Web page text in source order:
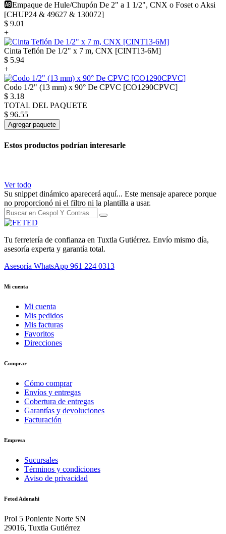
🆎Empaque de Hule/Chupón De 2" a 1 1/2", CNX o Foset o Aksi
[CHUP24 & 49627 & 130072]
$ 9.01
+
Cinta Teflón De 1/2" x 7 m, CNX [CINT13-6M]
$ 5.94
+
Codo 1/2" (13 mm) x 90° De CPVC [CO1290CPVC]
$ 3.18
TOTAL DEL PAQUETE
$ 96.55
Agregar paquete
Estos productos podrían interesarle
Ver todo
Su snippet dinámico aparecerá aquí... Este mensaje aparece porque
no proporcionó ni el filtro ni la plantilla a usar.
Tu ferretería de confianza en Tuxtla Gutiérrez. Envío mismo día,
asesoría experta y garantía total.
Asesoría WhatsApp 961 224 0313
Mi cuenta
Mi cuenta
Mis pedidos
Mis facturas
Favoritos
Direcciones
Comprar
Cómo comprar
Envíos y entregas
Cobertura de entregas
Garantías y devoluciones
Facturación
Empresa
Sucursales
Términos y condiciones
Aviso de privacidad
Feted Adonahi
Prol 5 Poniente Norte SN
29016, Tuxtla Gutiérrez